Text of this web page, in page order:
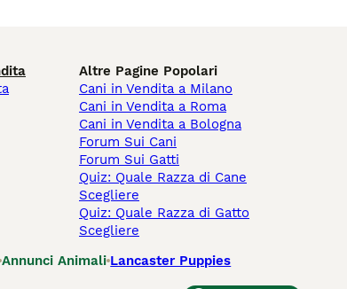
Altre Pagine Popolari
Cani in Vendita a Milano
Cani in Vendita a Roma
Cani in Vendita a Bologna
Forum Sui Cani
Forum Sui Gatti
Quiz: Quale Razza di Cane
Scegliere
Quiz: Quale Razza di Gatto
Scegliere
Annunci Animali Lancaster Puppies